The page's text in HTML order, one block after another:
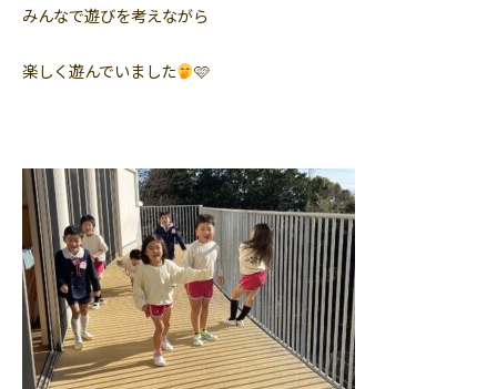
みんなで遊びを考えながら
楽しく遊んでいました 🩷